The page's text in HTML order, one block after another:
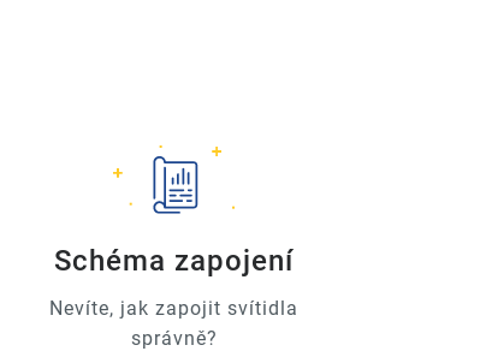
Schéma zapojení
Nevíte, jak zapojit svítidla
správně?